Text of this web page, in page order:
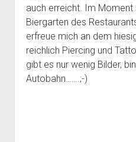
auch erreicht. Im Moment
Biergarten des
erfreue mich an dem
reichlich Piercing und
gibt es nur wenig Bilder,
Autobahn…….;-)